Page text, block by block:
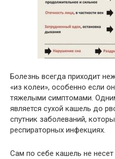
Болезнь всегда приходит
«из колеи», особенно если
тяжелыми симптомами.
является сухой кашель до
спутник заболеваний,
респираторных инфекциях.
Сам по себе кашель не